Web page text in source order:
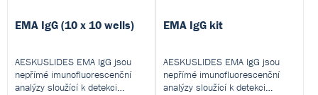
EMA IgG (10 x 10 wells)
AESKUSLIDES EMA IgG jsou
nepřímé imunofluorescenční
analýzy sloužící k detekci
EMA IgG kit
AESKUSLIDES EMA IgG jsou
nepřímé imunofluorescenční
analýzy sloužící k detekci